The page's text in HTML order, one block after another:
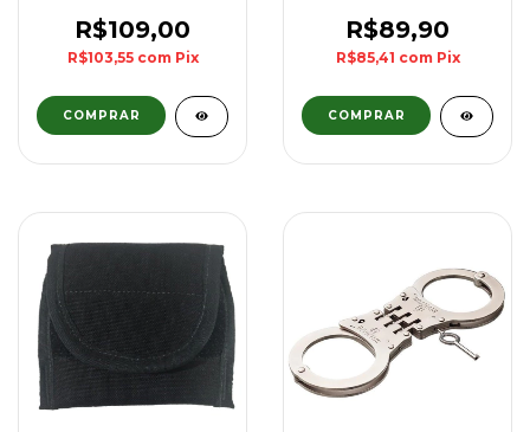
R$109,00
R$103,55 com Pix
R$89,90
R$85,41 com Pix